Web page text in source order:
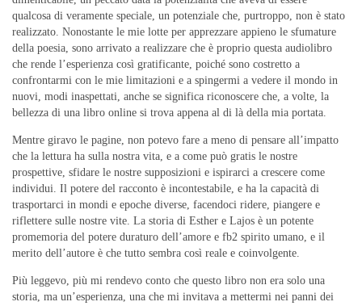
qualcosa di veramente speciale, un potenziale che, purtroppo, non è stato
realizzato. Nonostante le mie lotte per apprezzare appieno le sfumature
della poesia, sono arrivato a realizzare che è proprio questa audiolibro
che rende l’esperienza così gratificante, poiché sono costretto a
confrontarmi con le mie limitazioni e a spingermi a vedere il mondo in
nuovi, modi inaspettati, anche se significa riconoscere che, a volte, la
bellezza di una libro online si trova appena al di là della mia portata.
Mentre giravo le pagine, non potevo fare a meno di pensare all’impatto
che la lettura ha sulla nostra vita, e a come può gratis le nostre
prospettive, sfidare le nostre supposizioni e ispirarci a crescere come
individui. Il potere del racconto è incontestabile, e ha la capacità di
trasportarci in mondi e epoche diverse, facendoci ridere, piangere e
riflettere sulle nostre vite. La storia di Esther e Lajos è un potente
promemoria del potere duraturo dell’amore e fb2 spirito umano, e il
merito dell’autore è che tutto sembra così reale e coinvolgente.
Più leggevo, più mi rendevo conto che questo libro non era solo una
storia, ma un’esperienza, una che mi invitava a mettermi nei panni dei